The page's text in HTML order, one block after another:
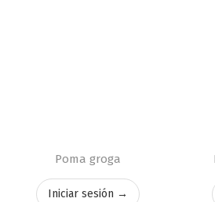
Poma groga
Iniciar sesión →